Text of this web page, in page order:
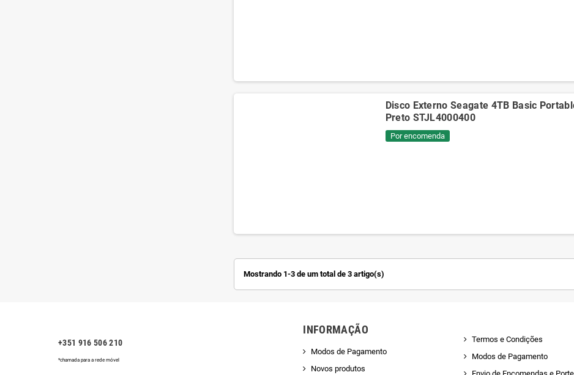
Disco Externo Seagate 4TB Basic
Preto STJL4000400
Por encomenda
Mostrando 1-3 de um total de 3 artigo(s)
+351 916 506 210
*chamada para a rede móvel
INFORMAÇÃO
Modos de Pagamento
Novos produtos
Termos e Condições
Modos de Pagamento